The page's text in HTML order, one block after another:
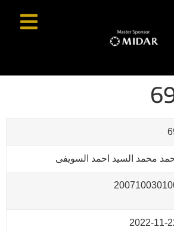
محمد السيد احمد السويفى
2022-11-